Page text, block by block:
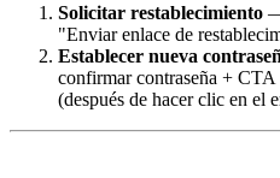
Solicitar restablecimiento
"Enviar enlace de
Establecer nueva
confirmar contraseña +
(después de hacer clic en el